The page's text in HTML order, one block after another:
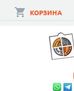
КОРЗИНА